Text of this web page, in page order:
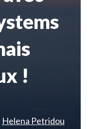
!
Helena Petridou